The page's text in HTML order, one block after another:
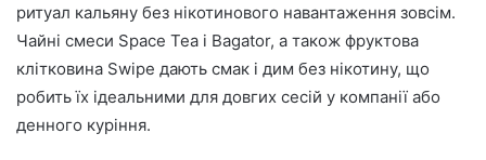
ритуал кальяну без нікотинового навантаження зовсім.
Чайні смеси Space Tea і Bagator, а також фруктова
клітковина Swipe дають смак і дим без нікотину, що
робить їх ідеальними для довгих сесій у компанії або
денного куріння.